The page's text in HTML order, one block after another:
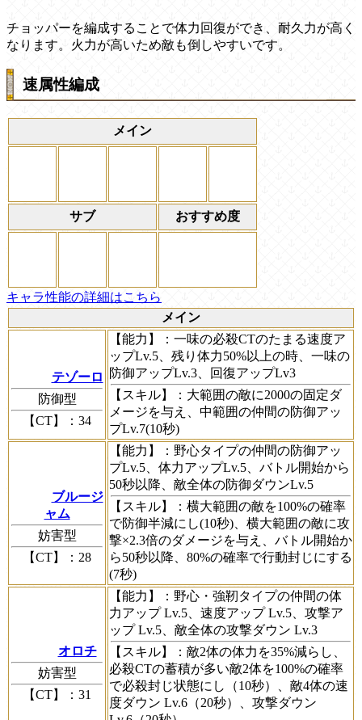
チョッパーを編成することで体力回復ができ、耐久力が高く
なります。火力が高いため敵も倒しやすいです。
速属性編成
メイン
サブ おすすめ度
キャラ性能の詳細はこちら
メイン
テゾーロ
防御型
【CT】
：34
【能力】
：一味の必殺CTのたまる速度ア
ップLv.5、残り体力50%以上の時、一味の
防御アップLv.3、回復アップLv3
【スキル】
：大範囲の敵に2000の固定ダ
メージを与え、中範囲の仲間の防御アッ
プLv.7(10秒)
ブルージ
ャム
妨害型
【CT】
：28
【能力】
：野心タイプの仲間の防御アッ
プLv.5、体力アップLv.5、バトル開始から
50秒以降、敵全体の防御ダウンLv.5
【スキル】
：横大範囲の敵を100%の確率
で防御半減にし(10秒)、横大範囲の敵に攻
撃×2.3倍のダメージを与え、バトル開始か
ら50秒以降、80%の確率で行動封じにする
(7秒)
オロチ
妨害型
【CT】
：31
【能力】
：野心・強靭タイプの仲間の体
力アップ Lv.5、速度アップ Lv.5、攻撃ア
ップ Lv.5、敵全体の攻撃ダウン Lv.3
【スキル】
：敵2体の体力を35%減らし、
必殺CTの蓄積が多い敵2体を100%の確率
で必殺封じ状態にし（10秒）、敵4体の速
度ダウン Lv.6（20秒）、攻撃ダウン